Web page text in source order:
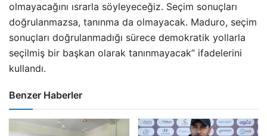
olmayacağını ısrarla söyleyeceğiz. Seçim sonuçları
doğrulanmazsa, tanınma da olmayacak. Maduro, seçim
sonuçları doğrulanmadığı sürece demokratik yollarla
seçilmiş bir başkan olarak tanınmayacak” ifadelerini
kullandı.
Benzer Haberler